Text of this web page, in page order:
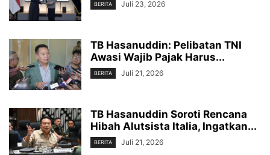
BERITA Juli 23, 2026
TB Hasanuddin: Pelibatan TNI
Awasi Wajib Pajak Harus...
BERITA Juli 21, 2026
TB Hasanuddin Soroti Rencana
Hibah Alutsista Italia, Ingatkan...
BERITA Juli 21, 2026